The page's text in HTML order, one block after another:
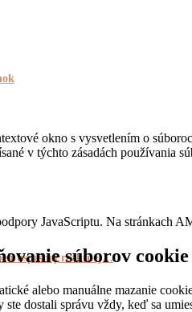
úspešnej realitnej…
okno s vysvetlením o
v týchto zásadách používania
JavaScriptu. Na stránkach
súborov cookie
alebo manuálne mazanie
ste dostali správu vždy, keď sa